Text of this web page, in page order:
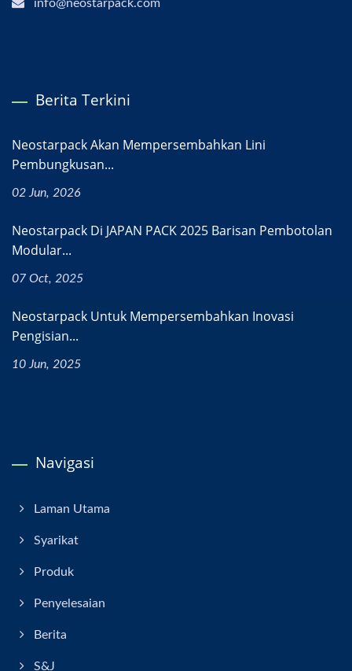
info@neostarpack.com
Berita Terkini
Neostarpack Akan Mempersembahkan Lini
Pembungkusan...
02 Jun, 2026
Neostarpack Di JAPAN PACK 2025 Barisan Pembotolan
Modular...
07 Oct, 2025
Neostarpack Untuk Mempersembahkan Inovasi
Pengisian...
10 Jun, 2025
Navigasi
Laman Utama
Syarikat
Produk
Penyelesaian
Berita
S&J